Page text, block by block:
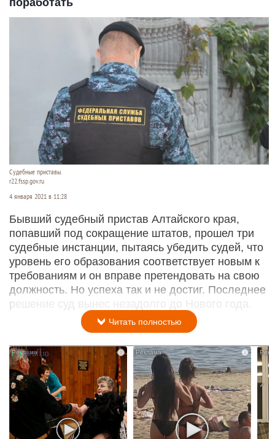
поработать
Судебные приставы.
r22.fssp.gov.ru
4 января 2021 в 11:28
Бывший судебный пристав Алтайского края,
попавший под сокращение штатов, прошел три
судебные инстанции, пытаясь убедить судей, что
уровень его образования соответствует новым к
требованиям и он вправе претендовать на свою
должность. Но успеха так и не достиг. Последнее
решение суд вынес незадолго до Нового года.
Читать полностью
i